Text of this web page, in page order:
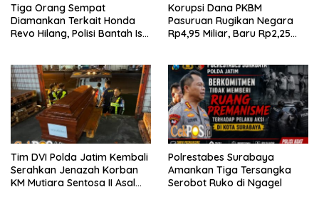
Tiga Orang Sempat
Diamankan Terkait Honda
Revo Hilang, Polisi Bantah Isu
Korupsi Dana PKBM
Pasuruan Rugikan Negara
Rp4,95 Miliar, Baru Rp2,25
Tim DVI Polda Jatim Kembali
Serahkan Jenazah Korban
KM Mutiara Sentosa II Asal
Polrestabes Surabaya
Amankan Tiga Tersangka
Serobot Ruko di Ngagel